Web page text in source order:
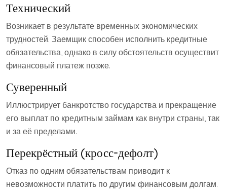
Технический
Возникает в результате временных экономических
трудностей. Заемщик способен исполнить кредитные
обязательства, однако в силу обстоятельств осуществит
финансовый платеж позже.
Суверенный
Иллюстрирует банкротство государства и прекращение
его выплат по кредитным займам как внутри страны, так
и за её пределами.
Перекрёстный (кросс-дефолт)
Отказ по одним обязательствам приводит к
невозможности платить по другим финансовым долгам.